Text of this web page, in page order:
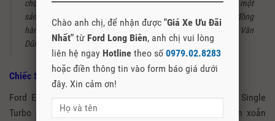
cho khách hàng, đặc biệt là những khách hàng đang tìm kiếm một
sản phẩm có thiết kế thể thao mạnh mẽ, sang trọng làm bạn đồng
hành đáng tin cậy trong các hành trình khám phá”, ông Phạm Văn
Dũng, Tổng giám đốc Ford Việt Nam chia sẻ.
Chiếc SUV an toàn và hiệu quả
Ford Everest Sport được trang bị động cơ Diesel 2.0L Single
Turbo cho công suất cực đại đạt tới 180PS và mô-men xoắn
Chào anh chị, để nhận được "Giá Xe Ưu Đãi
Nhất" từ Ford Long Biên, anh chị vui lòng
liên hệ ngay Hotline theo số 0979.02.8283
hoặc điền thông tin vào form báo giá dưới
đây. Xin cảm ơn!